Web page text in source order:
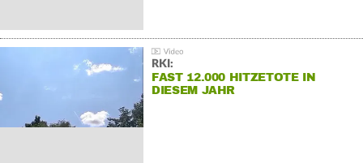
RKI:
FAST 12.000 HITZETOTE IN
DIESEM JAHR